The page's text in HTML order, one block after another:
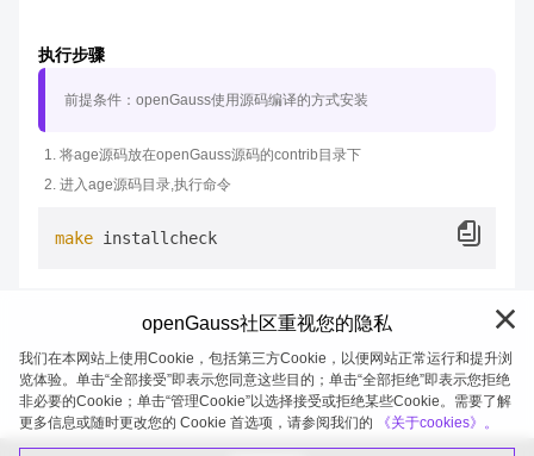
执行步骤
前提条件：openGauss使用源码编译的方式安装
将age源码放在openGauss源码的contrib目录下
进入age源码目录,执行命令
make
openGauss 2026-08-07 19:58:10
openGauss社区重视您的隐私
我们在本网站上使用Cookie，包括第三方Cookie，以便网站正常运行和提升浏
览体验。单击“全部接受”即表示您同意这些目的；单击“全部拒绝”即表示您拒绝
非必要的Cookie；单击“管理Cookie”以选择接受或拒绝某些Cookie。需要了解
更多信息或随时更改您的 Cookie 首选项，请参阅我们的
《关于cookies》。